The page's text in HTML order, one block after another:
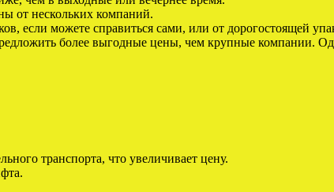
от нескольких компаний.
если можете справиться сами, или от дорогостоящей
более выгодные цены, чем крупные компании.
транспорта, что увеличивает цену.